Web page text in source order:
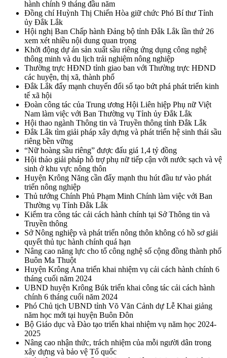
hành chính 9 tháng đầu năm
Đồng chí Huỳnh Thị Chiến Hòa giữ chức Phó Bí thư Tỉnh
ủy Đắk Lắk
Hội nghị Ban Chấp hành Đảng bộ tỉnh Đắk Lắk lần thứ 26
xem xét nhiều nội dung quan trọng
Khởi động dự án sản xuất sầu riêng ứng dụng công nghệ
thông minh và du lịch trải nghiệm nông nghiệp
Thường trực HĐND tỉnh giao ban với Thường trực HĐND
các huyện, thị xã, thành phố
Đắk Lắk đẩy mạnh chuyển đổi số tạo bứt phá phát triển kinh
tế xã hội
Đoàn công tác của Trung ương Hội Liên hiệp Phụ nữ Việt
Nam làm việc với Ban Thường vụ Tỉnh ủy Đắk Lắk
Hội thao ngành Thông tin và Truyền thông tỉnh Đắk Lắk
Đắk Lắk tìm giải pháp xây dựng và phát triển hệ sinh thái sầu
riêng bền vững
“Nữ hoàng sầu riêng” được đấu giá 1,4 tỷ đồng
Hội thảo giải pháp hỗ trợ phụ nữ tiếp cận với nước sạch và vệ
sinh ở khu vực nông thôn
Huyện Krông Năng cần đẩy mạnh thu hút đầu tư vào phát
triển nông nghiệp
Thủ tướng Chính Phủ Phạm Minh Chính làm việc với Ban
Thường vụ Tỉnh Đắk Lắk
Kiểm tra công tác cải cách hành chính tại Sở Thông tin và
Truyền thông
Sở Nông nghiệp và phát triển nông thôn không có hồ sơ giải
quyết thủ tục hành chính quá hạn
Nâng cao năng lực cho tổ công nghệ số cộng đồng thành phố
Buôn Ma Thuột
Huyện Krông Ana triển khai nhiệm vụ cải cách hành chính 6
tháng cuối năm 2024
UBND huyện Krông Búk triển khai công tác cải cách hành
chính 6 tháng cuối năm 2024
Phó Chủ tịch UBND tỉnh Võ Văn Cảnh dự Lễ Khai giảng
năm học mới tại huyện Buôn Đôn
Bộ Giáo dục và Đào tạo triển khai nhiệm vụ năm học 2024-
2025
Nâng cao nhận thức, trách nhiệm của mỗi người dân trong
xây dựng và bảo vệ Tổ quốc